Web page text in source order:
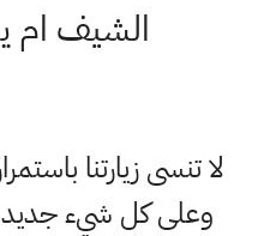
الشيف ام
لا تنسى زيارتنا
وعلى كل شيء جديد